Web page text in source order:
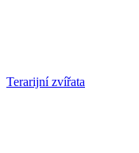
Terarijní zvířata